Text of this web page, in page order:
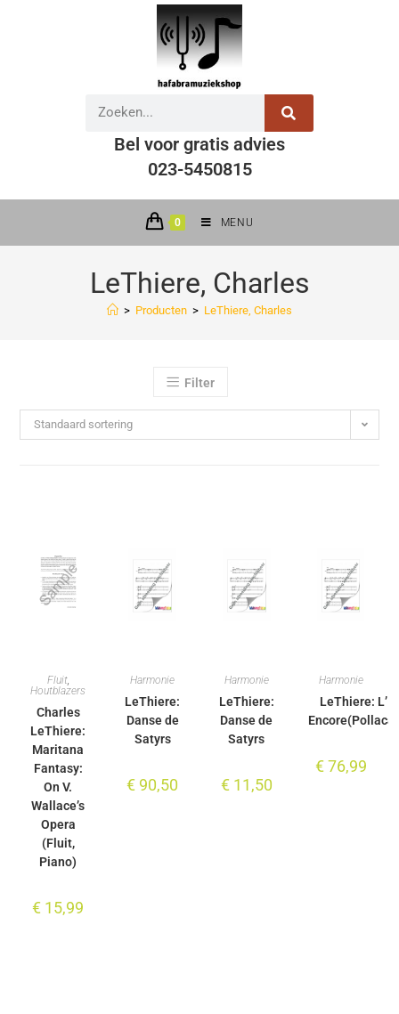
Bel voor gratis advies
023-5450815
0 MENU
LeThiere, Charles
> Producten > LeThiere, Charles
Filter
Standaard sortering
Fluit,
Houtblazers
Charles
LeThiere:
Maritana
Fantasy:
On V.
Wallace’s
Opera
(Fluit,
Piano)
€ 15,99
Harmonie
LeThiere:
Danse de
Satyrs
€ 90,50
Harmonie
LeThiere:
Danse de
Satyrs
€11,50
Harmonie
LeThiere: L’
Encore(Pollaca)
€76,99